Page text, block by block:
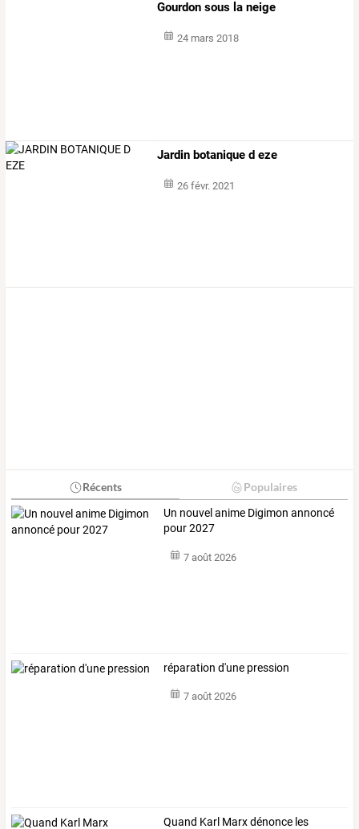
Gourdon sous la neige
24 mars 2018
Jardin botanique d eze
26 févr. 2021
Récents Populaires
Un nouvel anime Digimon annoncé
pour 2027
7 août 2026
réparation d'une pression
7 août 2026
Quand Karl Marxdénonce les